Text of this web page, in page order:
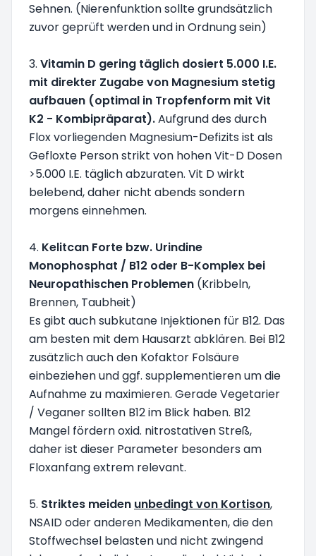
Sehnen. (Nierenfunktion sollte grundsätzlich
zuvor geprüft werden und in Ordnung sein)
3. Vitamin D gering täglich dosiert 5.000 I.E.
mit direkter Zugabe von Magnesium stetig
aufbauen (optimal in Tropfenform mit Vit
K2 - Kombipräparat).Aufgrund des durch
Flox vorliegenden Magnesium-Defizits ist als
Gefloxte Person strikt von hohen Vit-D Dosen
>5.000 I.E. täglich abzuraten. Vit D wirkt
belebend, daher nicht abends sondern
morgens einnehmen.
4. Kelitcan Forte bzw. Urindine
Monophosphat / B12 oder B-Komplex bei
Neuropathischen Problemen (Kribbeln,
Brennen, Taubheit)
Es gibt auch subkutane Injektionen für B12. Das
am besten mit dem Hausarzt abklären. Bei B12
zusätzlich auch den Kofaktor Folsäure
einbeziehen und ggf. supplementieren um die
Aufnahme zu maximieren. Gerade Vegetarier
/ Veganer sollten B12 im Blick haben. B12
Mangel fördern oxid. nitrostativen Streß,
daher ist dieser Parameter besonders am
Floxanfang extrem relevant.
5. Striktes meiden unbedingt von Kortison,
NSAID oder anderen Medikamenten, die den
Stoffwechsel belasten und nicht zwingend